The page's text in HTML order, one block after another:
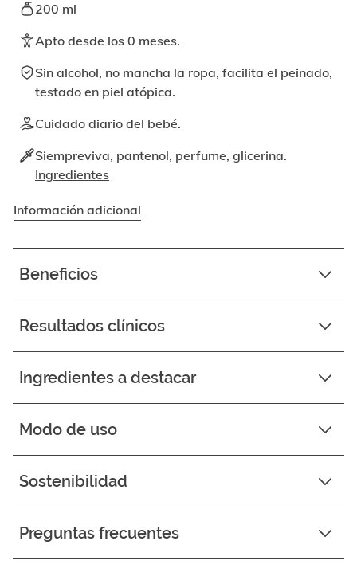
correspondiente.
200 ml
Apto desde los 0 meses.
Sin alcohol, no mancha la ropa, facilita el peinado,
testado en piel atópica.
Cuidado diario del bebé.
Siempreviva, pantenol, perfume, glicerina.
Ingredientes
Información adicional
Beneficios
Resultados clínicos
Ingredientes a destacar
Modo de uso
Sostenibilidad
Preguntas frecuentes